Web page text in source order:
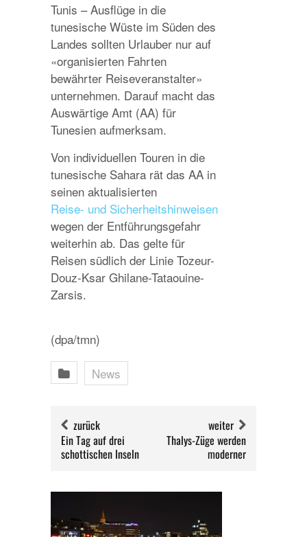
Tunis – Ausflüge in die
tunesische Wüste im Süden des
Landes sollten Urlauber nur auf
«organisierten Fahrten
bewährter Reiseveranstalter»
unternehmen. Darauf macht das
Auswärtige Amt (AA) für
Tunesien aufmerksam.
Von individuellen Touren in die
tunesische Sahara rät das AA in
seinen aktualisierten
Reise- und Sicherheitshinweisen
wegen der Entführungsgefahr
weiterhin ab. Das gelte für
Reisen südlich der Linie Tozeur-
Douz-Ksar Ghilane-Tataouine-
Zarsis.
(dpa/tmn)
News
zurück
Ein Tag auf drei
schottischen Inseln
weiter
Thalys-Züge werden
moderner